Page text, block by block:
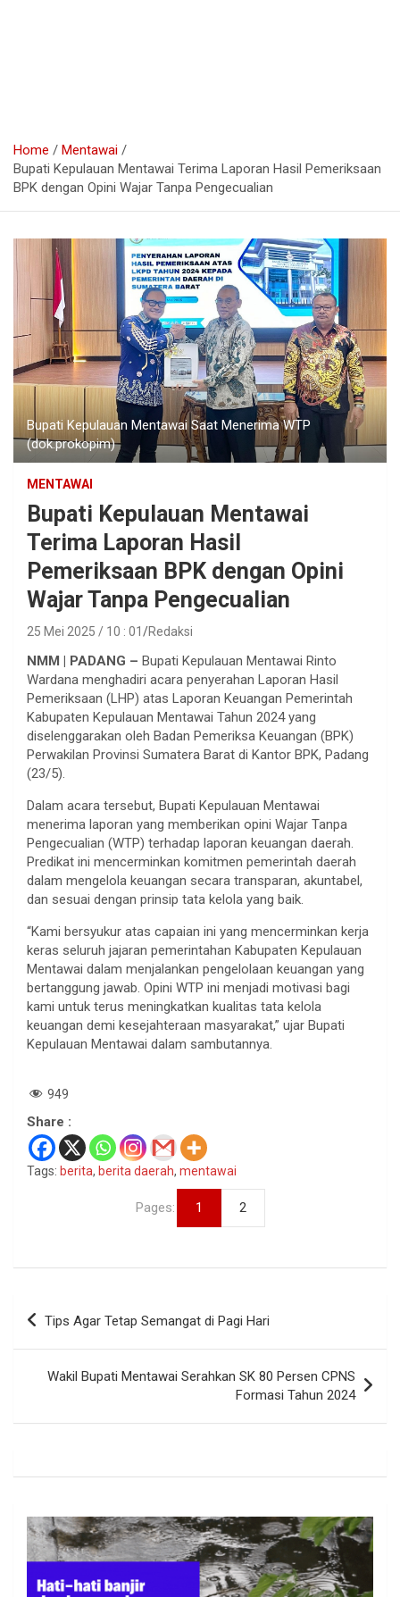
Home
Mentawai
Bupati Kepulauan Mentawai Terima Laporan Hasil Pemeriksaan
BPK dengan Opini Wajar Tanpa Pengecualian
Bupati Kepulauan Mentawai Saat Menerima WTP
(dok.prokopim)
MENTAWAI
Bupati Kepulauan Mentawai
Terima Laporan Hasil
Pemeriksaan BPK dengan Opini
Wajar Tanpa Pengecualian
25 Mei 2025 / 10 : 01 Redaksi
NMM | PADANG – Bupati Kepulauan Mentawai Rinto
Wardana menghadiri acara penyerahan Laporan Hasil
Pemeriksaan (LHP) atas Laporan Keuangan Pemerintah
Kabupaten Kepulauan Mentawai Tahun 2024 yang
diselenggarakan oleh Badan Pemeriksa Keuangan (BPK)
Perwakilan Provinsi Sumatera Barat di Kantor BPK, Padang
(23/5).
Dalam acara tersebut, Bupati Kepulauan Mentawai
menerima laporan yang memberikan opini Wajar Tanpa
Pengecualian (WTP) terhadap laporan keuangan daerah.
Predikat ini mencerminkan komitmen pemerintah daerah
dalam mengelola keuangan secara transparan, akuntabel,
dan sesuai dengan prinsip tata kelola yang baik.
“Kami bersyukur atas capaian ini yang mencerminkan kerja
keras seluruh jajaran pemerintahan Kabupaten Kepulauan
Mentawai dalam menjalankan pengelolaan keuangan yang
bertanggung jawab. Opini WTP ini menjadi motivasi bagi
kami untuk terus meningkatkan kualitas tata kelola
keuangan demi kesejahteraan masyarakat,” ujar Bupati
Kepulauan Mentawai dalam sambutannya.
949
Share :
Tags: berita, berita daerah, mentawai
Pages: 1 2
Navigasi
Tips Agar Tetap Semangat di Pagi Hari
Wakil Bupati Mentawai Serahkan SK 80 Persen CPNS
Formasi Tahun 2024